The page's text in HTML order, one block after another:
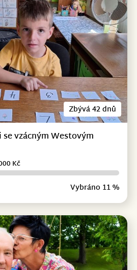
Zbývá 42 dnů
vzácným Westovým
Vybráno 11 %
Kč